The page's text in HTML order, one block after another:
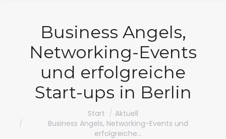
Business Angels,
Networking-Events
und erfolgreiche
Start-ups in Berlin
Sie befinden sich hier:Start
Aktuell
Business Angels, Networking-Events und
erfolgreiche…